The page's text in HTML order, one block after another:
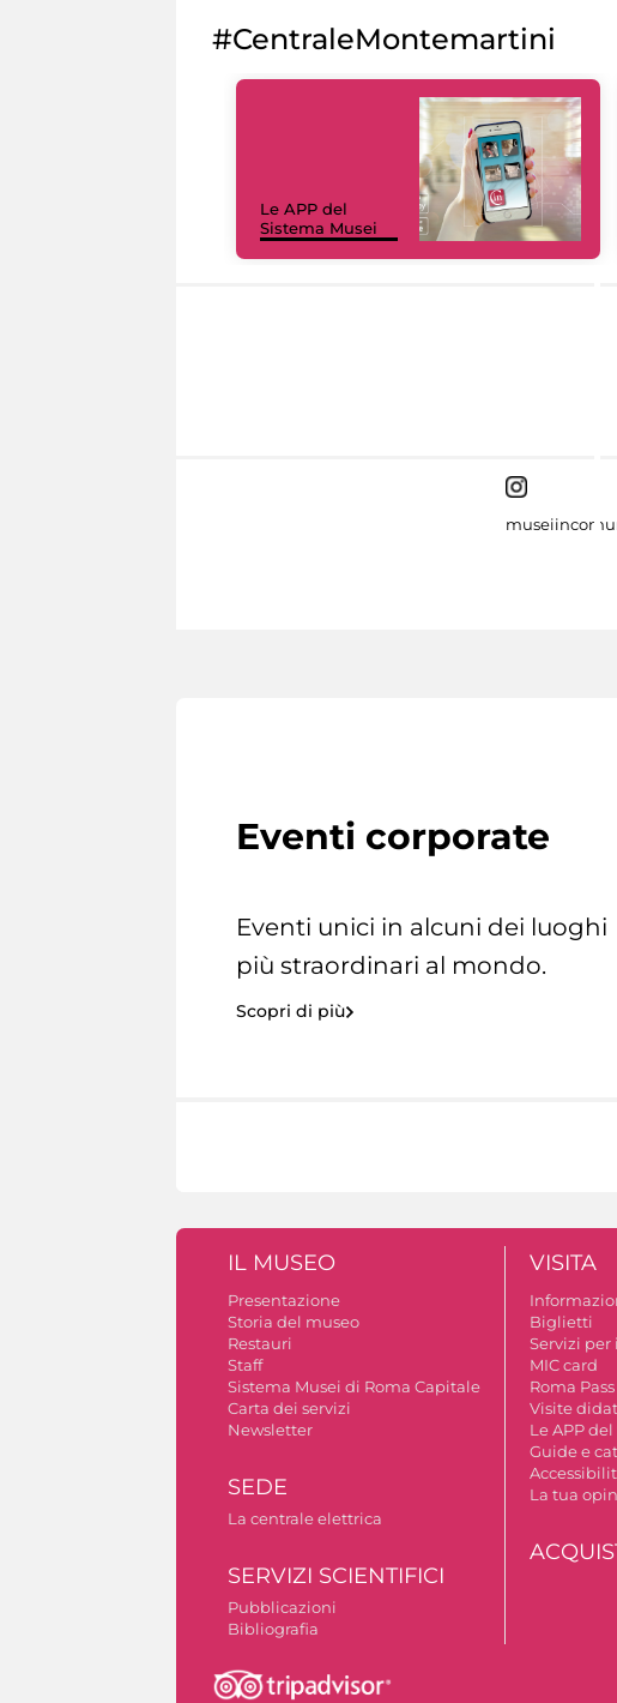
#CentraleMontemartini
Le APP del
Sistema Musei
Eventi corporate
Eventi unici in alcuni dei luoghi
più straordinari al mondo.
Scopri di più
IL MUSEO
Presentazione
Storia del museo
Restauri
Staff
Sistema Musei di Roma Capitale
Carta dei servizi
Newsletter
SEDE
La centrale elettrica
SERVIZI SCIENTIFICI
Pubblicazioni
Bibliografia
VISITA
Biglietti
Servizi per
MIC card
Roma Pass
Visite
Le APP
Guide e
La tua